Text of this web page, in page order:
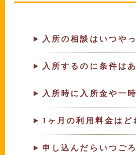
入所の相談はいつや
入所するのに条件は
入所時に入所金や一
1ヶ月の利用料金はど
申し込んだらいつご